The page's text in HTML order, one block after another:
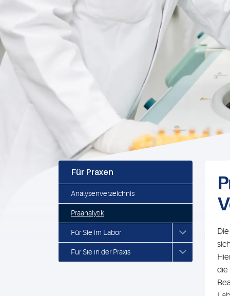
Für Praxen
Analysenverzeichnis
Präanalytik
Für Sie im Labor
Für Sie in der Praxis
die